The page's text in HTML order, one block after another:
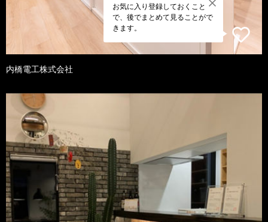
お気に入り登録しておくこと
で、後でまとめて見ることがで
きます。
内橋電工株式会社